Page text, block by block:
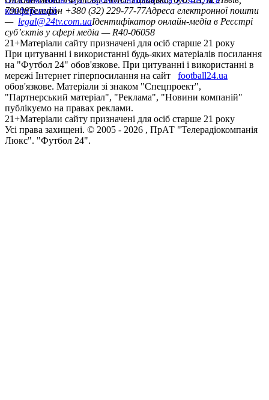
конференцій
79008Телефон +380 (32) 229-77-77Адреса електронної пошти
— legal@24tv.com.uaІдентифікатор онлайн-медіа в Реєстрі
суб’єктів у сфері медіа — R40-06058
21+Матеріали сайту призначені для осіб старше 21 року
При цитуванні і використанні будь-яких матеріалів посилання
на "Футбол 24" обов'язкове. При цитуванні і використанні в
мережі Інтернет гіперпосилання на сайт
football24.ua
обов'язкове. Матеріали зі знаком "Спецпроект",
"Партнерський матеріал", "Реклама", "Новини компаній"
публікуємо на правах реклами.
21+Матеріали сайту призначені для осіб старше 21 року
Усi права захищенi. © 2005 - 2026 , ПрАТ "Телерадіокомпанія
Люкс". "Футбол 24".